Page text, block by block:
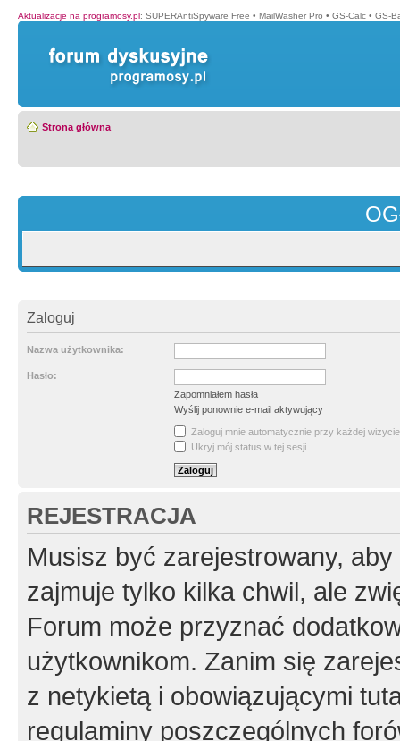
Aktualizacje na programosy.pl: SUPERAntiSpyware Free • MailWasher Pro • GS-Calc • GS-
Strona główna
Zaloguj
Nazwa użytkownika:
Hasło:
Zapomniałem hasła
Wyślij ponownie e-mail aktywujący
Zaloguj mnie automatycznie przy każdej wizycie
Ukryj mój status w tej sesji
REJESTRACJA
Musisz być zarejestrowany,
zajmuje tylko kilka chwil, ale
Forum może przyznać
użytkownikom. Zanim się
z netykietą i obowiązującymi
regulaminy poszczególnych